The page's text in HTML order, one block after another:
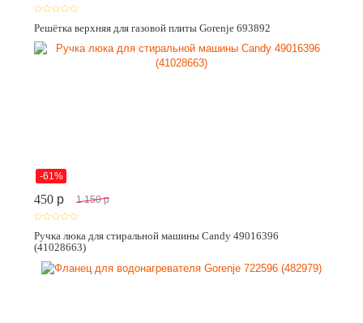
Решётка верхняя для газовой плиты Gorenje 693892
-61%
450 p 1 150 p
Ручка люка для стиральной машины Candy 49016396
(41028663)